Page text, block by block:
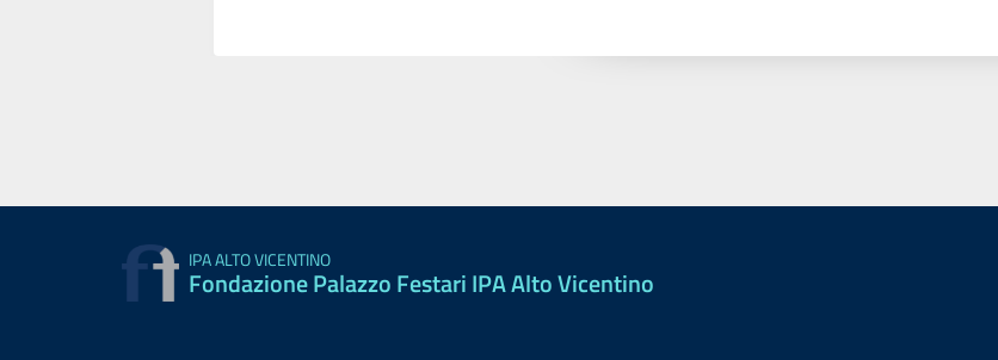
IPA ALTO VICENTINO
Fondazione Palazzo Festari IPA Alto Vicentino